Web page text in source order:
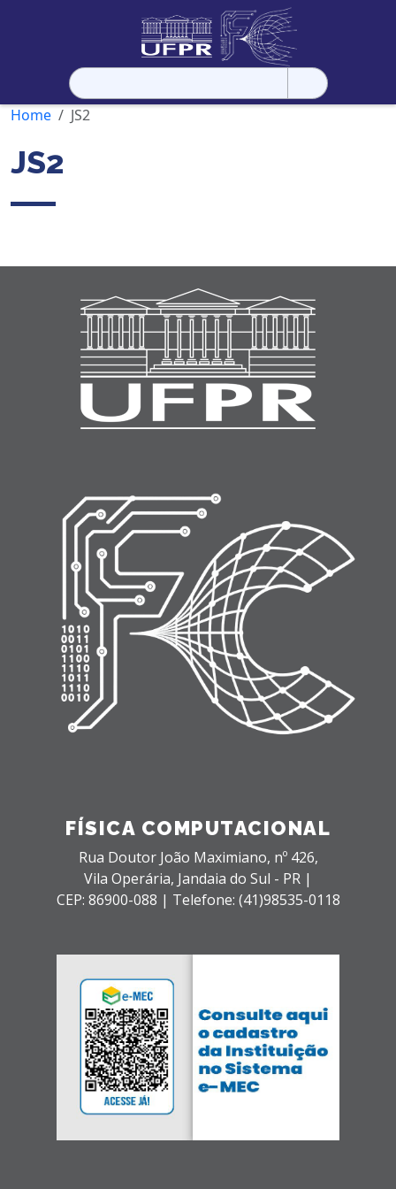
Pesquisar
por:
Home
JS2
JS2
FÍSICA COMPUTACIONAL
Rua Doutor João Maximiano, nº 426,
Vila Operária, Jandaia do Sul - PR |
CEP: 86900-088 | Telefone: (41)98535-0118